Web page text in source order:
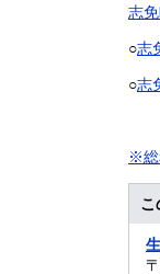
志
○志
○志
※総
こ